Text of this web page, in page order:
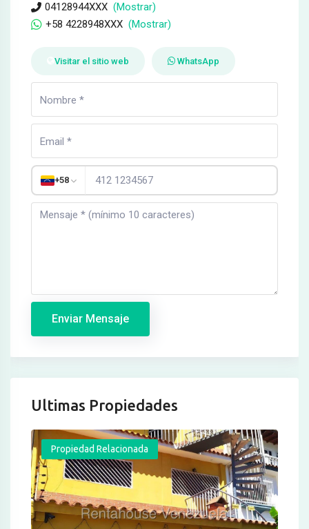
04128944XXX (Mostrar)
+58 4228948XXX (Mostrar)
Visitar el sitio web WhatsApp
+58
Enviar Mensaje
Ultimas Propiedades
Propiedad Relacionada